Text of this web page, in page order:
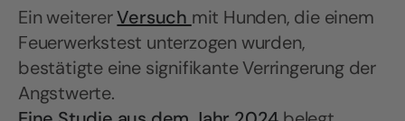
Ein weitererVersuch mit Hunden, die einem
Feuerwerkstest unterzogen wurden,
bestätigte eine signifikante Verringerung der
Angstwerte.